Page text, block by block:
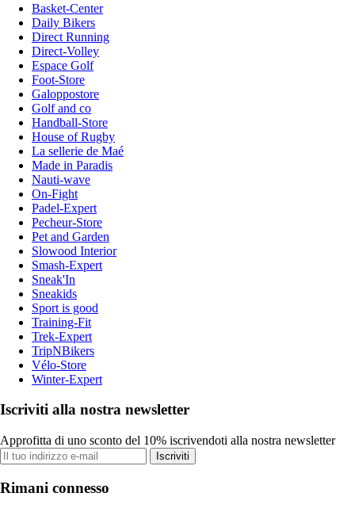
Basket-Center
Daily Bikers
Direct Running
Direct-Volley
Espace Golf
Foot-Store
Galoppostore
Golf and co
Handball-Store
House of Rugby
La sellerie de Maé
Made in Paradis
Nauti-wave
On-Fight
Padel-Expert
Pecheur-Store
Pet and Garden
Slowood Interior
Smash-Expert
Sneak'In
Sneakids
Sport is good
Training-Fit
Trek-Expert
TripNBikers
Vélo-Store
Winter-Expert
Iscriviti alla nostra newsletter
Approfitta di uno sconto del 10% iscrivendoti alla nostra newsletter
Iscriviti
Rimani connesso